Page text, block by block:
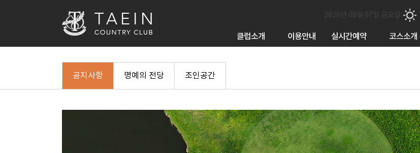
2026년 08월 07일 금요일
클럽소개 이용안내 실시간예약 코스소개
공지사항 명예의 전당 조인공간